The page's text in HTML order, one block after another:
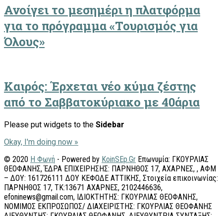
Ανοίγει το μεσημέρι η πλατφόρμα
για το πρόγραμμα «Τουρισμός για
Όλους»
Καιρός: Έρχεται νέο κύμα ζέστης
από το Σαββατοκύριακο με 40άρια
Please put widgets to the Sidebar
Okay, I'm doing now »
© 2020 Η Φωνή - Powered by KoinSEp.Gr Επωνυμία: ΓΚΟΥΡΛΙΑΣ
ΘΕΟΦΑΝΗΣ, ΈΔΡΑ ΕΠΙΧΕΙΡΗΣΗΣ: ΠΑΡΝΗΘΟΣ 17, ΑΧΑΡΝΕΣ, , ΑΦΜ
– ΔΟΥ: 161726111 ΔΟΥ ΚΕΦΟΔΕ ΑΤΤΙΚΗΣ, Στοιχεία επικοινωνίας:
ΠΑΡΝΗΘΟΣ 17, ΤΚ:13671 ΑΧΑΡΝΕΣ, 2102446636,
efoninews@gmail.com, ΙΔΙΟΚΤΗΤΗΣ: ΓΚΟΥΡΛΙΑΣ ΘΕΟΦΑΝΗΣ,
ΝΟΜΙΜΟΣ ΕΚΠΡΟΣΩΠΟΣ/ ΔΙΑΧΕΙΡΙΣΤΗΣ: ΓΚΟΥΡΛΙΑΣ ΘΕΟΦΑΝΗΣ